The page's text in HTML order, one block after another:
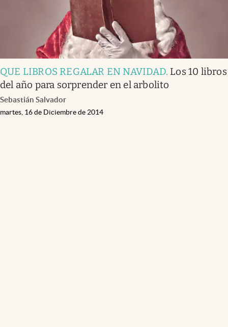
Eventos Corporativos
El Cronista Studio
Mediakit
abre en nueva pestaña
Argentina
QUE LIBROS REGALAR EN NAVIDAD. Los 10 libros
del año para sorprender en el arbolito
Sebastián Salvador
martes, 16 de Diciembre de 2014